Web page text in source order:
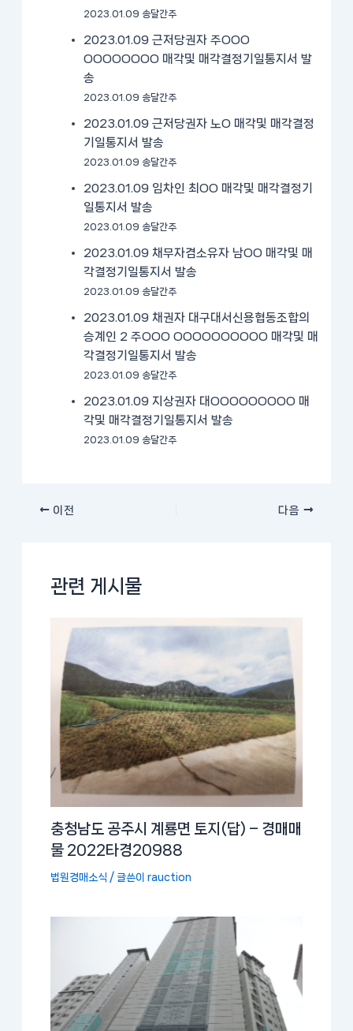
2023.01.09 송달간주
2023.01.09 근저당권자 주OOO
OOOOOOOO 매각및 매각결정기일통지서 발
송
2023.01.09 송달간주
2023.01.09 근저당권자 노O 매각및 매각결정
기일통지서 발송
2023.01.09 송달간주
2023.01.09 임차인 최OO 매각및 매각결정기
일통지서 발송
2023.01.09 송달간주
2023.01.09 채무자겸소유자 남OO 매각및 매
각결정기일통지서 발송
2023.01.09 송달간주
2023.01.09 채권자 대구대서신용협동조합의
승계인 2 주OOO OOOOOOOOOO 매각및 매
각결정기일통지서 발송
2023.01.09 송달간주
2023.01.09 지상권자 대OOOOOOOOO 매
각및 매각결정기일통지서 발송
2023.01.09 송달간주
이전 다음
관련 게시물
충청남도 공주시 계룡면 토지(답) – 경매매
물 2022타경20988
법원경매소식 / 글쓴이rauction